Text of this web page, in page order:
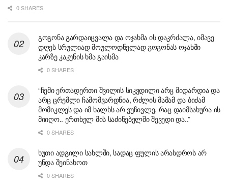
0 SHARES
გოგონა გარდაიცვალა და ოჯახმა ის დაკრძალა, იმავე
დღეს სრულიად მოულოდნელად გოგონას ოჯახში
კარზე კაკუნის ხმა გაისმა
0 SHARES
“ჩემი ერთადერთი შვილის სიკვდილი არც მიდარდია და
არც ცრემლი ჩამომვარდნია, რძლის მამამ და ბიძამ
მომიკლეს და იმ ხალხს არ ვუჩივლე, რაც დაიმსახურა ის
მიიღო.. ერთხელ მის საძინებელში შევედი და..”
0 SHARES
ხუთი ადგილი სახლში, სადაც ფულის არასდროს არ
უნდა შეინახოთ
0 SHARES